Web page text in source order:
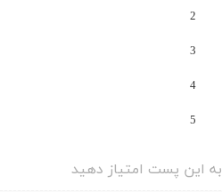
به این پست امتیاز دهید